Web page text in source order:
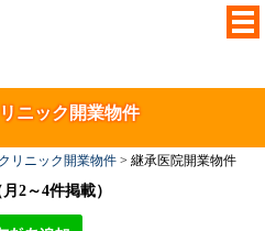
ニック開業物件
リニック開業物件 > 継承医院開業物件
2～4件掲載）